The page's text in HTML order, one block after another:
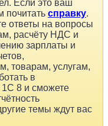
Если это ваш
почитать справку.
ответы на вопросы
расчёту НДС и
зарплаты и
товарам, услугам,
в
1С 8 и сможете
темы ждут вас